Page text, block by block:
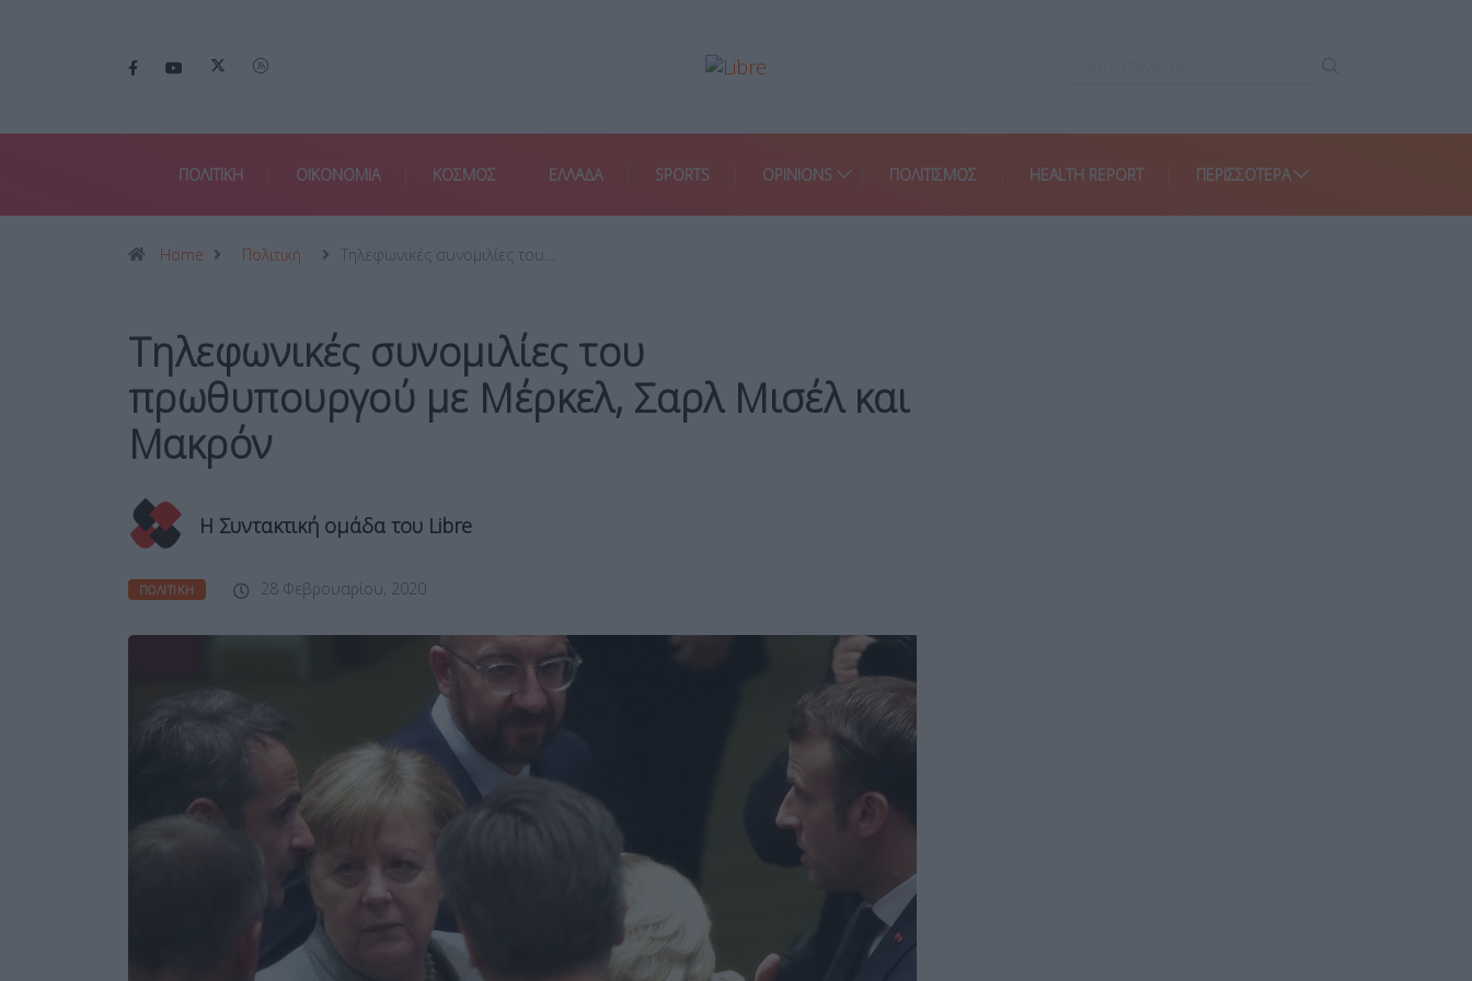
ΠΟΛΙΤΙΚΗ ΟΙΚΟΝΟΜΙΑ ΚΟΣΜΟΣ ΕΛΛΑΔΑ SPORTS OPINIONS ΠΟΛΙΤΙΣΜΟΣ HEALTH REPORT ΠΕΡΙΣΣΌΤΕΡΑ
Home Πολιτική Τηλεφωνικές συνομιλίες του…
Τηλεφωνικές συνομιλίες του
πρωθυπουργού με Μέρκελ, Σαρλ Μισέλ και
Μακρόν
Η Συντακτική ομάδα του Libre
ΠΟΛΙΤΙΚΉ 28 Φεβρουαρίου, 2020